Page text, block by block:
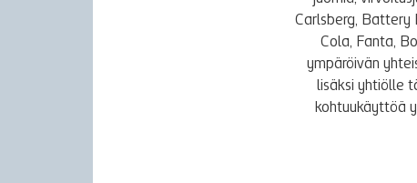
Carlsberg, Battery
Cola, Fanta,
ympäröivän
lisäksi yhtiölle
kohtuukäyttöä